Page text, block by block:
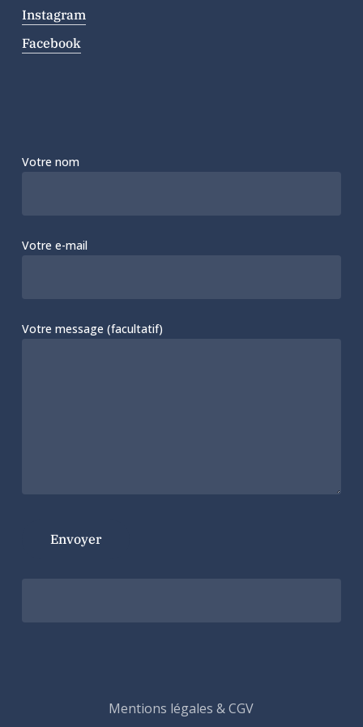
Instagram
Facebook
Votre nom
Votre e-mail
Votre message (facultatif)
Mentions légales & CGV